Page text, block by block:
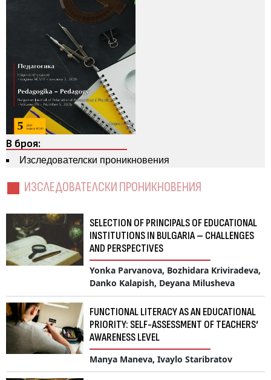
В броя:
Изследователски проникновения
ИЗСЛЕДОВАТЕЛСКИ ПРОНИКНОВЕНИЯ
SELECTION OF PRINCIPALS OF EDUCATIONAL
INSTITUTIONS IN BULGARIA – CHALLENGES
AND PERSPECTIVES
Yonka Parvanova, Bozhidara Kriviradeva,
Danko Kalapish, Deyana Milusheva
FUNCTIONAL LITERACY AS AN EDUCATIONAL
PRIORITY: SELF-ASSESSMENT OF TEACHERS‘
AWARENESS LEVEL
Manya Maneva, Ivaylo Staribratov